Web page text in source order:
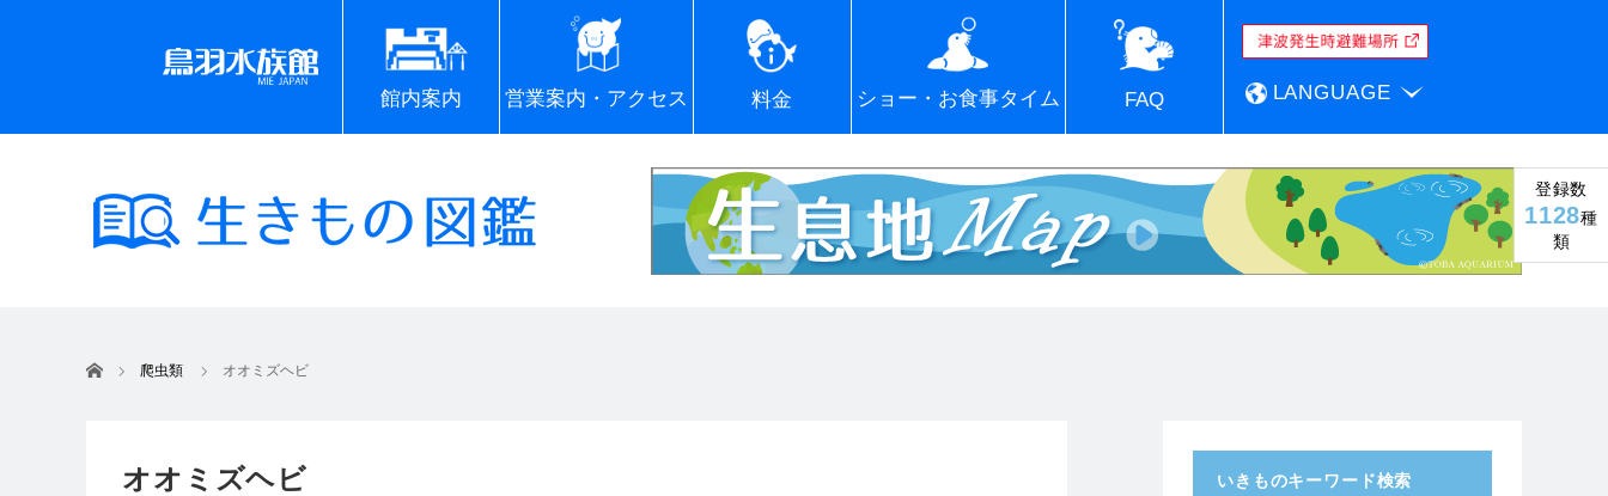
館内案内 営業案内・アクセス 料金 ショー・お食事タイム FAQ LANGUAGE
登録数
1128種
類
ホーム 爬虫類 オオミズヘビ
オオミズヘビ いきものキーワード検索